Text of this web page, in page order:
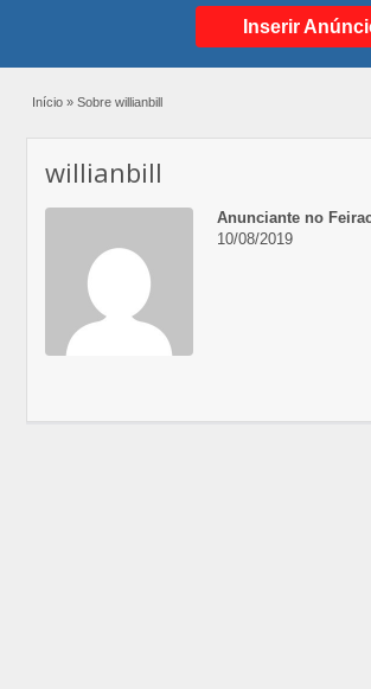
Inserir
Início » Sobre willianbill
willianbill
Anunciante no
10/08/2019